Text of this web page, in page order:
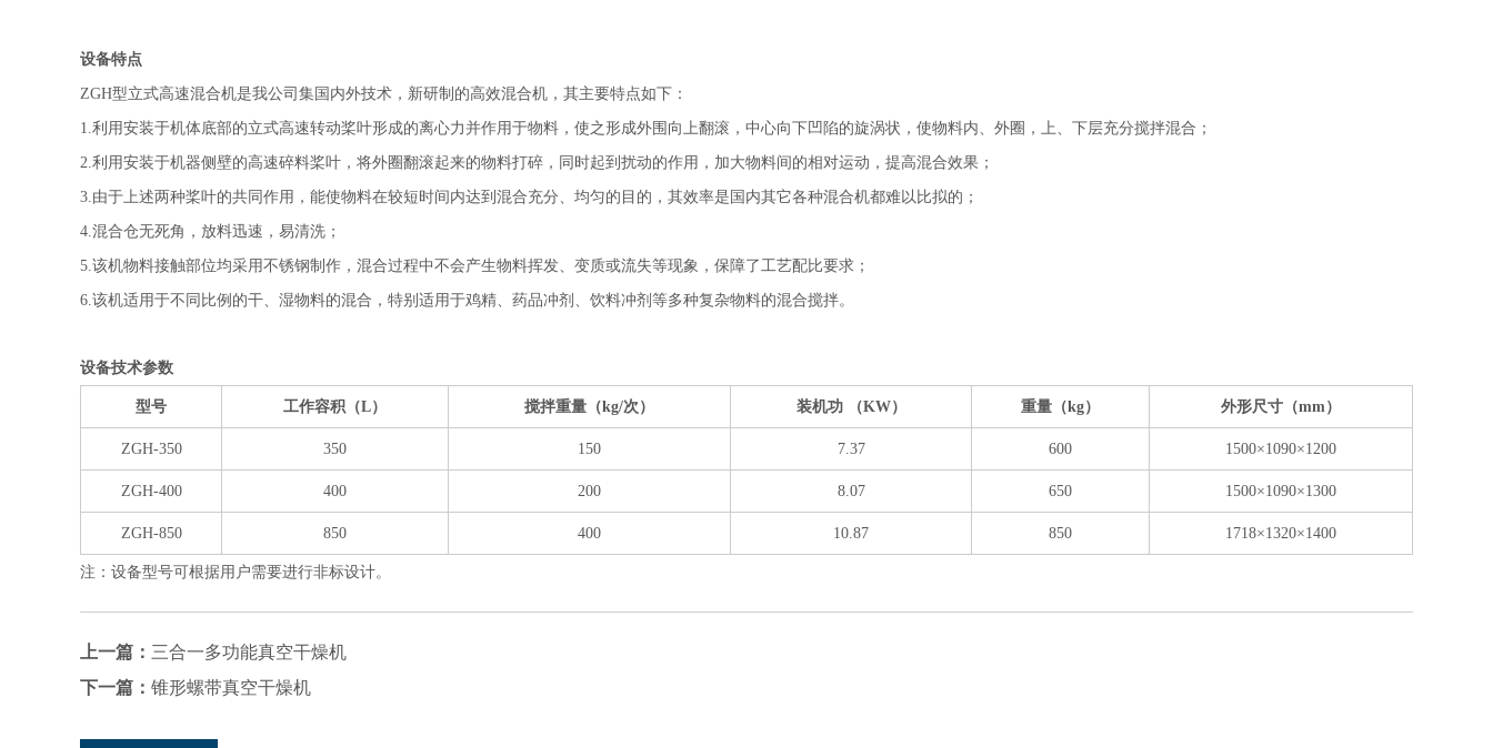
设备特点
ZGH型立式高速混合机是我公司集国内外技术，新研制的高效混合机，其主要特点如下：
1.利用安装于机体底部的立式高速转动桨叶形成的离心力并作用于物料，使之形成外围向上翻滚，中心向下凹陷的旋涡状，使物料内、外圈，上、下层充分搅拌混合；
2.利用安装于机器侧壁的高速碎料桨叶，将外圈翻滚起来的物料打碎，同时起到扰动的作用，加大物料间的相对运动，提高混合效果；
3.由于上述两种桨叶的共同作用，能使物料在较短时间内达到混合充分、均匀的目的，其效率是国内其它各种混合机都难以比拟的；
4.混合仓无死角，放料迅速，易清洗；
5.该机物料接触部位均采用不锈钢制作，混合过程中不会产生物料挥发、变质或流失等现象，保障了工艺配比要求；
6.该机适用于不同比例的干、湿物料的混合，特别适用于鸡精、药品冲剂、饮料冲剂等多种复杂物料的混合搅拌。
设备技术参数
型号 工作容积（L） 搅拌重量（kg/次） 装机功 （KW） 重量（kg） 外形尺寸（mm）
ZGH-350 350 150 7.37 600 1500×1090×1200
ZGH-400 400 200 8.07 650 1500×1090×1300
ZGH-850 850 400 10.87 850 1718×1320×1400
注：设备型号可根据用户需要进行非标设计。
上一篇： 三合一多功能真空干燥机
下一篇： 锥形螺带真空干燥机